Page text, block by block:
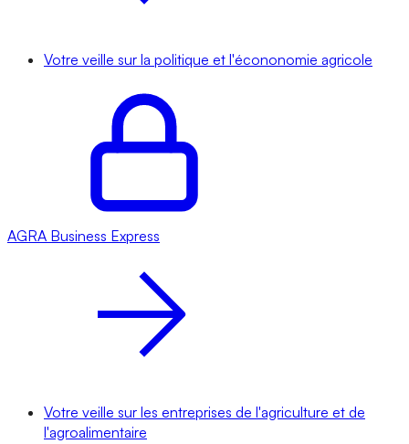
Votre veille sur la politique et l'écononomie agricole
AGRA Business Express
Votre veille sur les entreprises de l'agriculture et de
l'agroalimentaire